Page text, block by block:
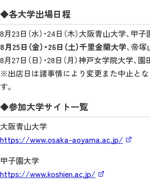
◆各大学出場日程
8月23日（水）・24日（木）大阪青山大学、
8月25日（金）・26日（土）千里金蘭大学、帝
8月27日（日）・28日（月）神戸女学院大学
※出店日は諸事情により変更また中止と
す。
◆参加大学サイト一覧
大阪青山大学
https://www.osaka-aoyama.ac.jp/
甲子園大学
https://www.koshien.ac.jp/